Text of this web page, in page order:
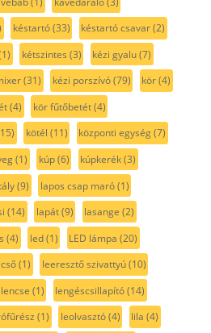
késtartó(33) késtartó csavar(2)
kétszintes (3) kézi gyalu(7)
(31) kézi porszívó(79) kör(4)
(4) kör fűtőbetét(4)
kötél (11) központi egység(7)
(1) kúp(6) kúpkerék(3)
(9) lapos csap maró(1)
(14) lapát(9) lasange (2)
(4) led(1) LED lámpa (20)
(1) leeresztő szivattyú(10)
lencse (1) lengéscsillapító(14)
(1) leolvasztó(4) lila (4)